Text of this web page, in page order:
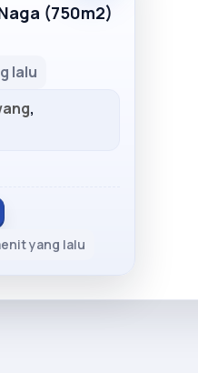
(750m2)
lalu
,
yang lalu